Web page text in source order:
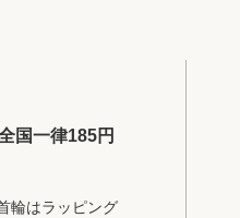
国一律185円
輪はラッピング